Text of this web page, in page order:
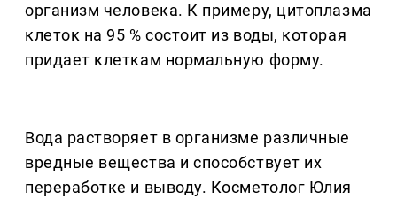
организм человека. К примеру, цитоплазма
клеток на 95 % состоит из воды, которая
придает клеткам нормальную форму.
Вода растворяет в организме различные
вредные вещества и способствует их
переработке и выводу. Косметолог Юлия